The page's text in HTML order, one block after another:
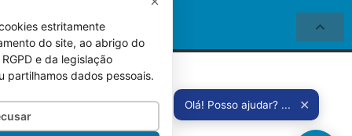
estritamente
do site, ao abrigo do
e da legislação
partilhamos dados pessoais.
Olá! Posso ajudar? ... ✕